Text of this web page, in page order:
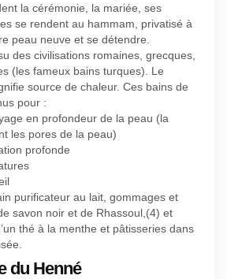
la cérémonie, la mariée, ses
se rendent au hammam, privatisé à
peau neuve et se détendre.
des civilisations romaines, grecques,
(les fameux bains turques). Le
source de chaleur. Ces bains de
pour :
en profondeur de la peau (la
les pores de la peau)
profonde
purificateur au lait, gommages et
savon noir et de Rhassoul,(4) et
thé à la menthe et pâtisseries dans
du Henné